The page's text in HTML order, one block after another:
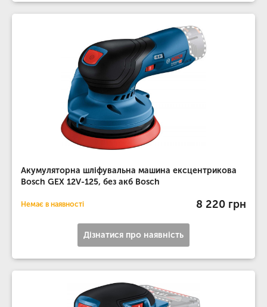
Акумуляторна шліфувальна машина ексцентрикова
Bosch GEX 12V-125, без акб Bosch
Немає в наявності 8 220 грн
Дізнатися про наявність